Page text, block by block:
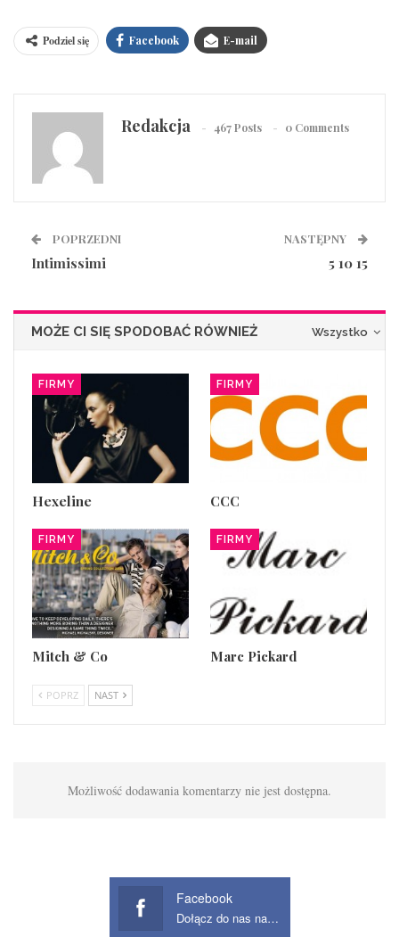
Podziel się Facebook E-mail
Redakcja 467 Posts 0 Comments
POPRZEDNI
Intimissimi
NASTĘPNY
5 10 15
Wszystko
MOŻE CI SIĘ SPODOBAĆ RÓWNIEŻ
FIRMY
Hexeline
FIRMY
CCC
FIRMY
Mitch & Co
FIRMY
Marc Pickard
POPRZ NAST
Możliwość dodawania komentarzy nie jest dostępna.
Facebook
Dołącz do nas na Facebook